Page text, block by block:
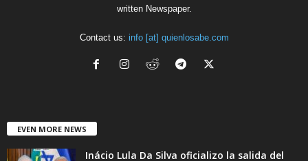
written Newspaper.
Contact us: info [at] quienlosabe.com
EVEN MORE NEWS
Inácio Lula Da Silva oficializo la salida del